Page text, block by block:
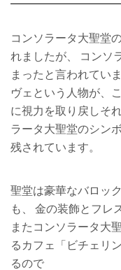
コンソラータ大聖堂
れましたが、 コンソ
まったと言われてい
ヴェという人物が、
に視力を取り戻しそ
ラータ大聖堂のシン
残されています。
聖堂は豪華なバロッ
も、 金の装飾とフレ
またコンソラータ大
るカフェ「ビチェリ
るので